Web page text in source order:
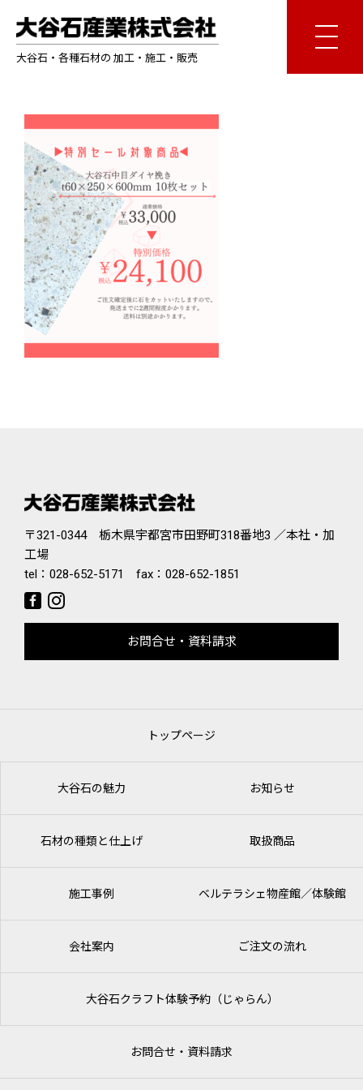
大谷石・各種石材の 加工・施工・販売
〒321-0344 栃木県宇都宮市田野町318番地3 ／本社・加
工場
tel： 028-652-5171 fax：028-652-1851
お問合せ・資料請求
トップページ
大谷石の魅力 お知らせ
石材の種類と仕上げ 取扱商品
施工事例 ベルテラシェ物産館／体験館
会社案内 ご注文の流れ
大谷石クラフト体験予約（じゃらん）
お問合せ・資料請求